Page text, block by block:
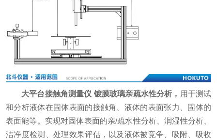
大平台接触角测量仪 镀膜玻璃亲疏水性分析， 用于测试
和分析液体在固体表面的接触角、液体的表面张力、固体的
表面能等。实现对固体表面的亲/疏水性分析、润湿性分析、
洁净度检测、处理效果评估，以及液体被竞争、吸附、吸收